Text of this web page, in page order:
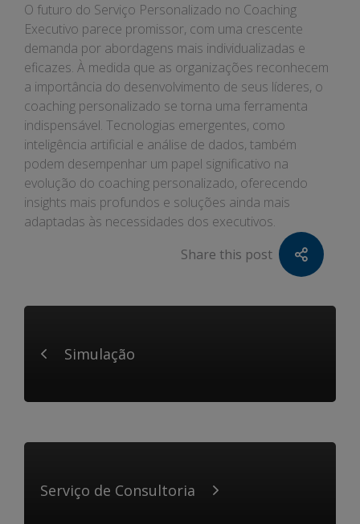
O futuro do Serviço Personalizado no Coaching
Executivo parece promissor, com uma crescente
demanda por abordagens mais individualizadas e
eficazes. À medida que as organizações reconhecem
a importância do desenvolvimento de seus líderes, o
coaching personalizado se torna uma ferramenta
indispensável. Tecnologias emergentes, como
inteligência artificial e análise de dados, também
podem desempenhar um papel significativo na
evolução do coaching personalizado, oferecendo
insights mais profundos e soluções ainda mais
adaptadas às necessidades dos executivos.
Share this post
Simulação
Serviço de Consultoria